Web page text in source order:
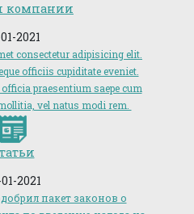
компании
2021
consectetur adipisicing elit.
officiis cupiditate eveniet.
praesentium saepe cum
vel natus modi rem.
2021
пакет законов о